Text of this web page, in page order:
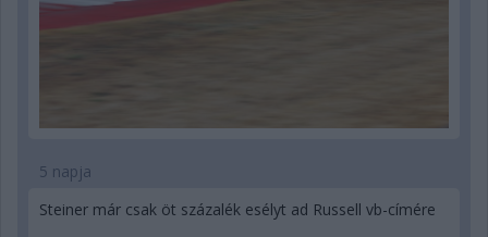
5 napja
Steiner már csak öt százalék esélyt ad Russell vb-címére